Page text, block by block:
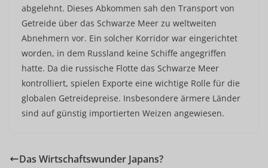
abgelehnt. Dieses Abkommen sah den Transport von
Getreide über das Schwarze Meer zu weltweiten
Abnehmern vor. Ein solcher Korridor war eingerichtet
worden, in dem Russland keine Schiffe angegriffen
hatte. Da die russische Flotte das Schwarze Meer
kontrolliert, spielen Exporte eine wichtige Rolle für die
globalen Getreidepreise. Insbesondere ärmere Länder
sind auf günstig importierten Weizen angewiesen.
Das Wirtschaftswunder Japans?